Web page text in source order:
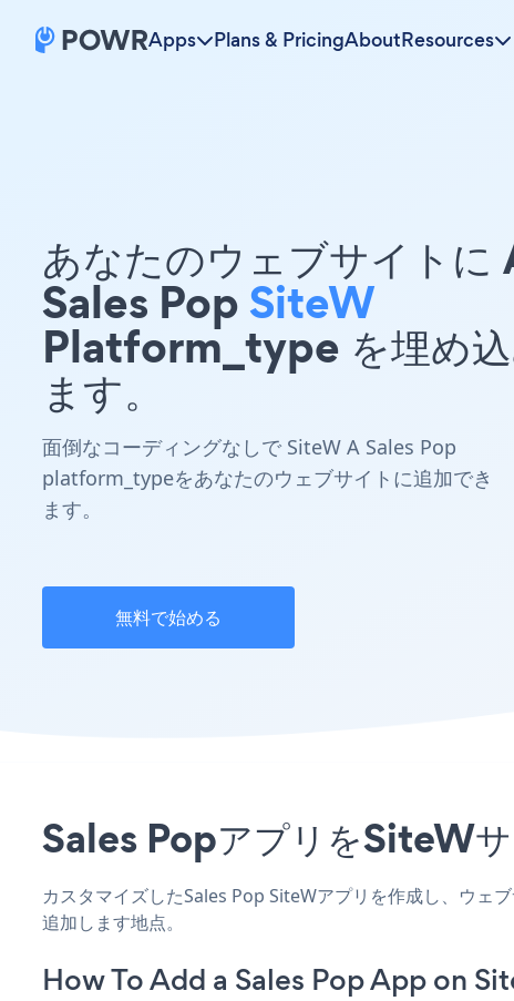
Apps Plans & PricingAboutResources
あなたのウェブサイトに
Sales PopSiteW
Platform_type を埋め
ます。
面倒なコーディングなしで SiteW A Sales Pop
platform_typeをあなたのウェブサイトに追加でき
ます。
無料で始める
Sales PopアプリをSiteW
カスタマイズしたSales Pop SiteWアプリを作成し、ウェ
追加します地点。
How To Add a Sales Pop App on